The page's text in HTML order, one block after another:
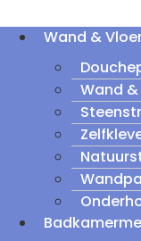
Wand &
Wand